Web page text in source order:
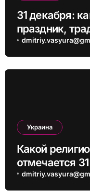
31 декабря:
праздник,
Украина
Какой
отмечается
традиции и